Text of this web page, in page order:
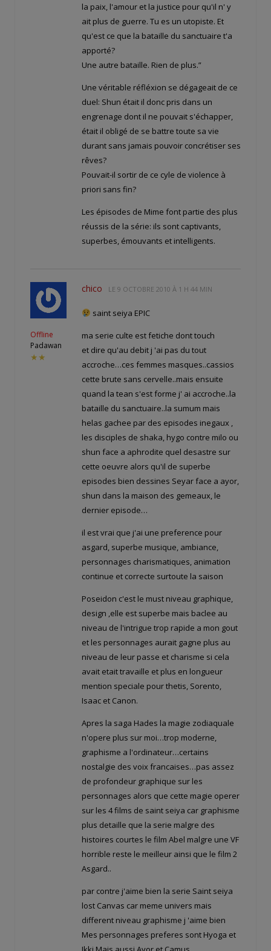
la paix, l'amour et la justice pour qu'il n' y
ait plus de guerre. Tu es un utopiste. Et
qu'est ce que la bataille du sanctuaire t'a
apporté?
Une autre bataille. Rien de plus.”
Une véritable réfléxion se dégageait de ce
duel: Shun était il donc pris dans un
engrenage dont il ne pouvait s'échapper,
était il obligé de se battre toute sa vie
durant sans jamais pouvoir concrétiser ses
rêves?
Pouvait-il sortir de ce cyle de violence à
priori sans fin?
Les épisodes de Mime font partie des plus
réussis de la série: ils sont captivants,
superbes, émouvants et intelligents.
Offline
Padawan
★★
chico LE 9 OCTOBRE 2010 À 1 H 44 MIN
saint seiya EPIC
ma serie culte est fetiche dont touch
et dire qu'au debit j 'ai pas du tout
accroche…ces femmes masques..cassios
cette brute sans cervelle..mais ensuite
quand la tean s'est forme j' ai accroche..la
bataille du sanctuaire..la sumum mais
helas gachee par des episodes inegaux ,
les disciples de shaka, hygo contre milo ou
shun face a aphrodite quel desastre sur
cette oeuvre alors qu'il de superbe
episodes bien dessines Seyar face a ayor,
shun dans la maison des gemeaux, le
dernier episode…
il est vrai que j'ai une preference pour
asgard, superbe musique, ambiance,
personnages charismatiques, animation
continue et correcte surtoute la saison
Poseidon c'est le must niveau graphique,
design ,elle est superbe mais baclee au
niveau de l'intrigue trop rapide a mon gout
et les personnages aurait gagne plus au
niveau de leur passe et charisme si cela
avait etait travaille et plus en longueur
mention speciale pour thetis, Sorento,
Isaac et Canon.
Apres la saga Hades la magie zodiaquale
n'opere plus sur moi…trop moderne,
graphisme a l'ordinateur…certains
nostalgie des voix francaises…pas assez
de profondeur graphique sur les
personnages alors que cette magie operer
sur les 4 films de saint seiya car graphisme
plus detaille que la serie malgre des
histoires courtes le film Abel malgre une VF
horrible reste le meilleur ainsi que le film 2
Asgard..
par contre j'aime bien la serie Saint seiya
lost Canvas car meme univers mais
different niveau graphisme j 'aime bien
Mes personnages preferes sont Hyoga et